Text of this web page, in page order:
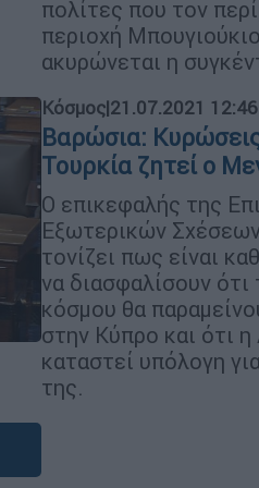
πολίτες που τον
περιοχή
ακυρώνεται η
Κόσμος|21.07.2021 12:46
Βαρώσια:
Τουρκία ζητεί ο
Ο επικεφαλής της
Εξωτερικών
τονίζει πως είναι
να διασφαλίσουν ότι
κόσμου θα
στην Κύπρο και ότι
καταστεί υπόλογη
της.